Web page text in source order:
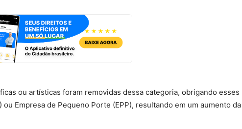
ou artísticas foram removidas dessa categoria, obrigando esses
Empresa de Pequeno Porte (EPP), resultando em um aumento